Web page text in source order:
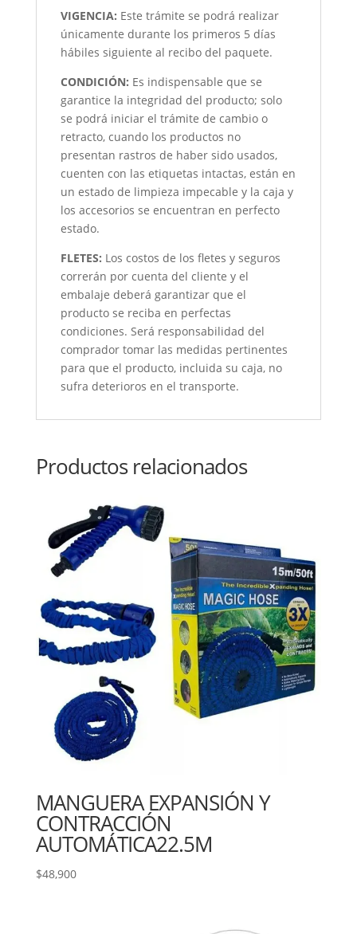
VIGENCIA: Este trámite se podrá realizar
únicamente durante los primeros 5 días
hábiles siguiente al recibo del paquete.
CONDICIÓN: Es indispensable que se
garantice la integridad del producto; solo
se podrá iniciar el trámite de cambio o
retracto, cuando los productos no
presentan rastros de haber sido usados,
cuenten con las etiquetas intactas, están en
un estado de limpieza impecable y la caja y
los accesorios se encuentran en perfecto
estado.
FLETES: Los costos de los fletes y seguros
correrán por cuenta del cliente y el
embalaje deberá garantizar que el
producto se reciba en perfectas
condiciones. Será responsabilidad del
comprador tomar las medidas pertinentes
para que el producto, incluida su caja, no
sufra deterioros en el transporte.
Productos relacionados
MANGUERA EXPANSIÓN Y
CONTRACCIÓN
AUTOMÁTICA22.5M
$48,900